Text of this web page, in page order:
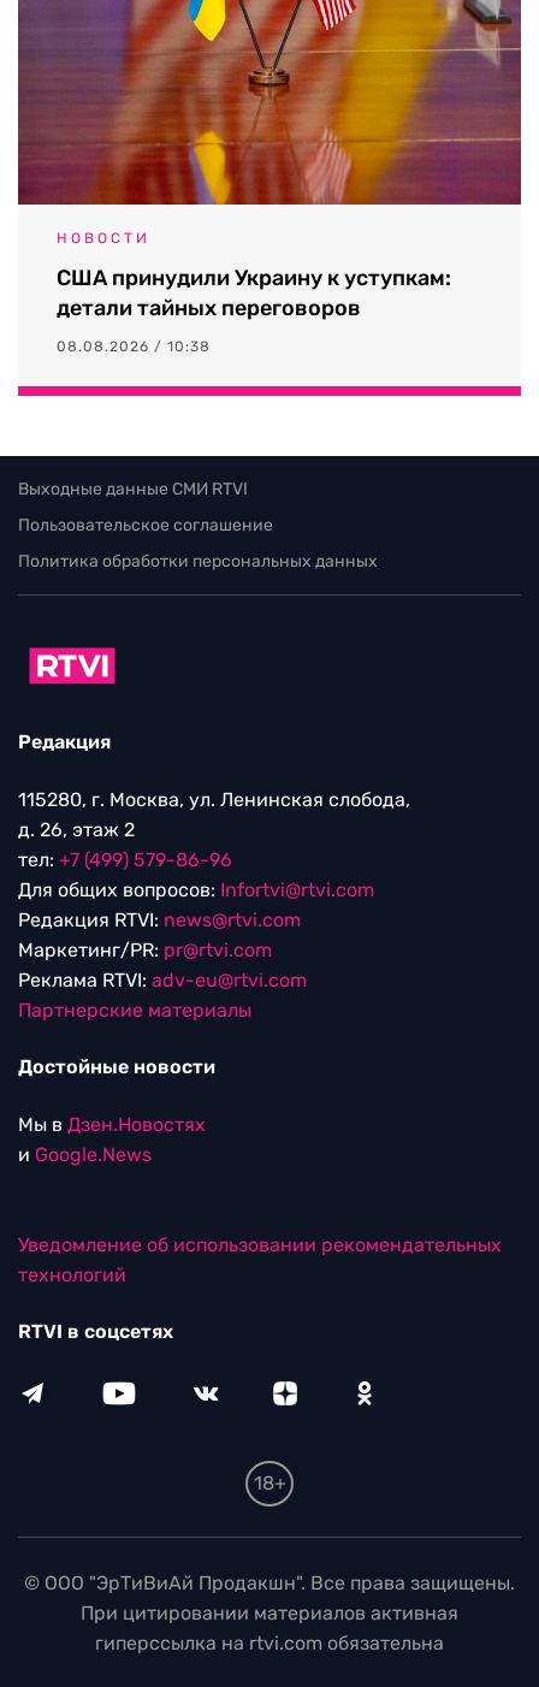
НОВОСТИ
США принудили Украину к уступкам:
детали тайных переговоров
08.08.2026 / 10:38
Выходные данные СМИ RTVI
Пользовательское соглашение
Политика обработки персональных данных
Редакция
115280, г. Москва, ул. Ленинская слобода,
д. 26, этаж 2
тел: +7 (499) 579-86-96
Для общих вопросов: Infortvi@rtvi.com
Редакция RTVI: news@rtvi.com
Маркетинг/PR: pr@rtvi.com
Реклама RTVI: adv-eu@rtvi.com
Партнерские материалы
Достойные новости
Мы в Дзен.Новостях
и Google.News
Уведомление об использовании рекомендательных
технологий
RTVI в соцсетях
18+
© ООО "ЭрТиВиАй Продакшн". Все права защищены.
При цитировании материалов активная
гиперссылка на rtvi.com обязательна